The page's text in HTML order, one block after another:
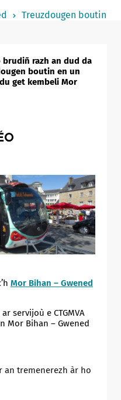
Treuzdougen boutin
razh an dud da
boutin en un
get kembeli Mor
Mor Bihan – Gwened
servijoù e CTGMVA
Mor Bihan – Gwened
an tremenerezh àr ho